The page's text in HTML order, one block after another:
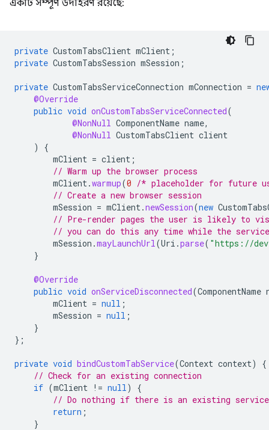
একটি সম্পূর্ণ উদাহরণ রয়েছে:
private CustomTabsClient mClient ;
private CustomTabsSession mSession ;
private CustomTabsServiceConnection mConnection =
@Override
public void onCustomTabsServiceConnected(
@NonNull ComponentName name,
@NonNull CustomTabsClient client
)
{
mClient = client ;
// Warm up the browser process
mClient.warmup(0 /* placeholder for future
// Create a new browser session
mSession = mClient.newSession(new
// Pre-render pages the user is likely to
// you can do this any time while the
mSession .mayLaunchUrl(Uri .parse( "https://
}
@Override
public void onServiceDisconnected(ComponentName
mClient = null ;
mSession = null ;
}
};
private void bindCustomTabService(Context context)
{
// Check for an existing connection
if (mClient != null)
{
// Do nothing if there is an existing service
return ;
}